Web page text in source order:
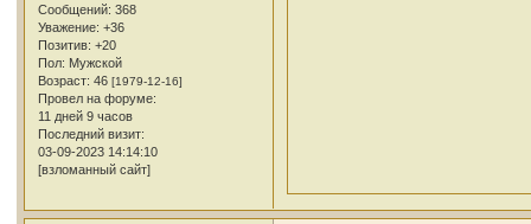
Сообщений: 368
Уважение: +36
Позитив: +20
Пол: Мужской
Возраст: 46 [1979-12-16]
Провел на форуме:
11 дней 9 часов
Последний визит:
03-09-2023 14:14:10
[взломанный сайт]